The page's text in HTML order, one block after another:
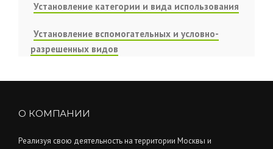
Установление категории и вида использования
Установление вспомогательных и условно-
разрешенных видов
О КОМПАНИИ
Реализуя свою деятельность на территории Москвы и